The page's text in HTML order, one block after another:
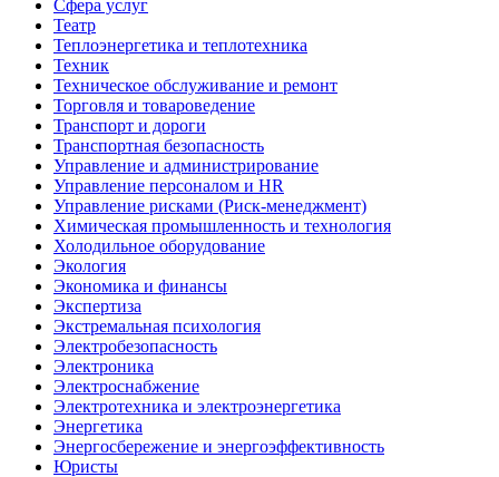
Сфера услуг
Театр
Теплоэнергетика и теплотехника
Техник
Техническое обслуживание и ремонт
Торговля и товароведение
Транспорт и дороги
Транспортная безопасность
Управление и администрирование
Управление персоналом и HR
Управление рисками (Риск-менеджмент)
Химическая промышленность и технология
Холодильное оборудование
Экология
Экономика и финансы
Экспертиза
Экстремальная психология
Электробезопасность
Электроника
Электроснабжение
Электротехника и электроэнергетика
Энергетика
Энергосбережение и энергоэффективность
Юристы